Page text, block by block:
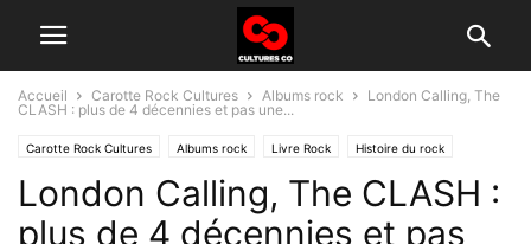
Accueil Carotte Rock Cultures Albums rock
London Calling, The
CLASH : plus de 4 décennies et pas une...
Carotte Rock Cultures Albums rock Livre Rock Histoire du rock
London Calling, The CLASH :
plus de 4 décennies et pas